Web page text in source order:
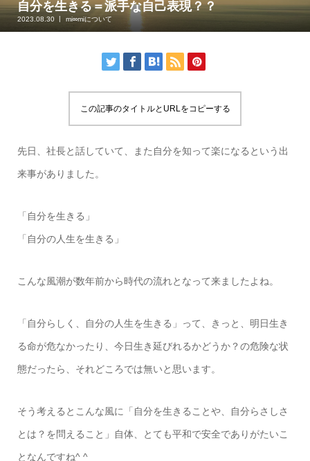
自分を生きる＝派手な自己表現？？
2023.08.30 mi∞miについて
この記事のタイトルとURLをコピーする
先日、社長と話していて、また自分を知って楽になるという出
来事がありました。
「自分を生きる」
「自分の人生を生きる」
こんな風潮が数年前から時代の流れとなって来ましたよね。
「自分らしく、自分の人生を生きる」って、きっと、明日生き
る命が危なかったり、今日生き延びれるかどうか？の危険な状
態だったら、それどころでは無いと思います。
そう考えるとこんな風に「自分を生きることや、自分らさしさ
とは？を問えること」自体、とても平和で安全でありがたいこ
となんですね^ ^